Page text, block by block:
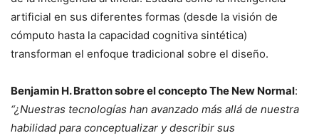
artificial en sus diferentes formas (desde la visión de
cómputo hasta la capacidad cognitiva sintética)
transforman el enfoque tradicional sobre el diseño.
Benjamin H. Bratton sobre el concepto The New Normal:
“¿Nuestras tecnologías han avanzado más allá de nuestra
habilidad para conceptualizar y describir sus